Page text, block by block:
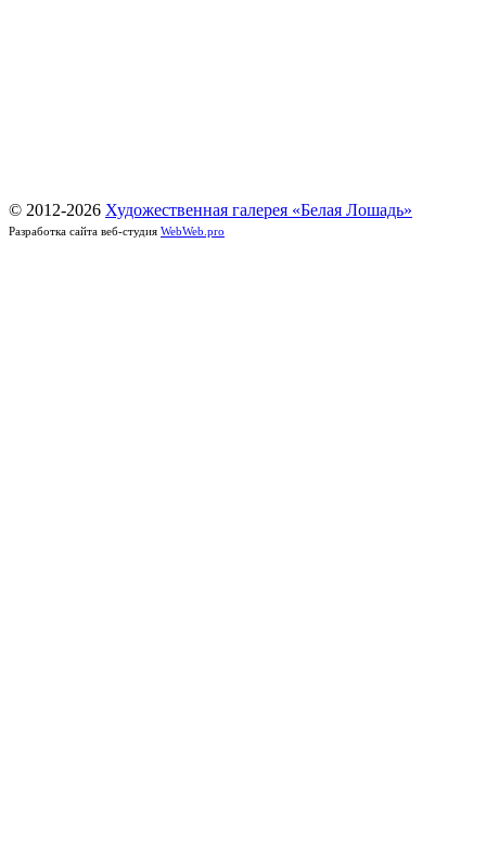
© 2012-2026 Художественная галерея «Белая Лошадь»
Разработка сайта веб-студия WebWeb.pro